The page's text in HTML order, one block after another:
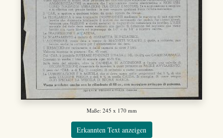
Maße: 245 x 170 mm
Erkannten Text anzeigen